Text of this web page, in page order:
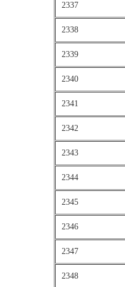
2337
2338
2339
2340
2341
2342
2343
2344
2345
2346
2347
2348